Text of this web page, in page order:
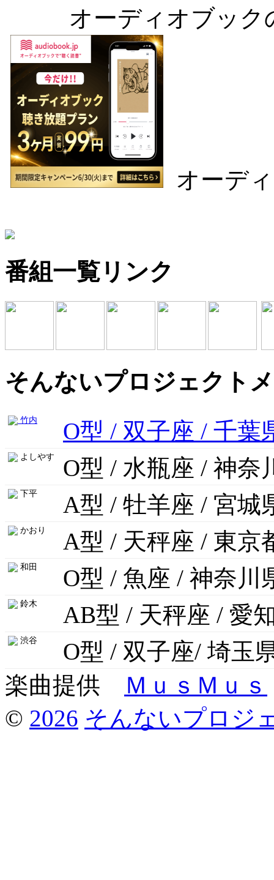
オーディオブック
オーデ
番組一覧リンク
そんないプロジェクト
竹内 O型 / 双子座 / 千葉
よしやす O型 / 水瓶座 / 神奈
下平 A型 / 牡羊座 / 宮城
かおり A型 / 天秤座 / 東京
和田 O型 / 魚座 / 神奈川
鈴木 AB型 / 天秤座 / 愛
渋谷
O型 / 双子座/ 埼玉
楽曲提供
ＭｕｓＭｕｓ
© 2026 そんないプロジ